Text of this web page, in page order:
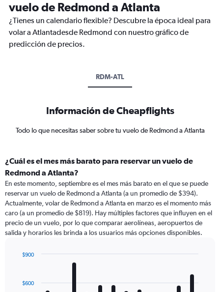
vuelo de Redmond a Atlanta
¿Tienes un calendario flexible? Descubre la época ideal para
volar a Atlantadesde Redmond con nuestro gráfico de
predicción de precios.
RDM-ATL
Información de Cheapflights
Todo lo que necesitas saber sobre tu vuelo de Redmond a Atlanta
¿Cuál es el mes más barato para reservar un vuelo de
Redmond a Atlanta?
En este momento, septiembre es el mes más barato en el que se puede
reservar un vuelo de Redmond a Atlanta (a un promedio de $394).
Actualmente, volar de Redmond a Atlanta en marzo es el momento más
caro (a un promedio de $819). Hay múltiples factores que influyen en el
precio de un vuelo, por lo que comparar aerolíneas, aeropuertos de
salida y horarios les brinda a los usuarios más opciones disponibles.
with
12
$600
$900